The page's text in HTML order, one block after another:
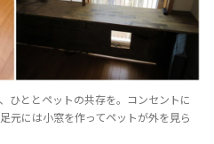
ひととペットの共存を。コンセントに
元には小窓を作ってペットが外を見ら